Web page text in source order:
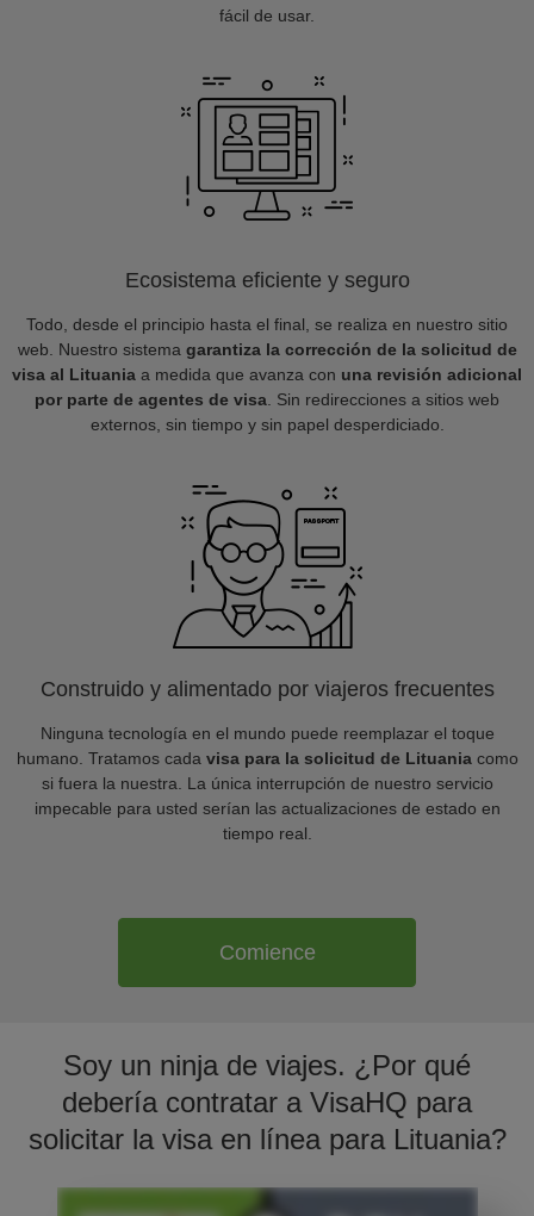
fácil de usar.
Ecosistema eficiente y seguro
Todo, desde el principio hasta el final, se realiza en nuestro sitio
web. Nuestro sistema garantiza la corrección de la solicitud de
visa al Lituania a medida que avanza con una revisión adicional
por parte de agentes de visa . Sin redirecciones a sitios web
externos, sin tiempo y sin papel desperdiciado.
Construido y alimentado por viajeros frecuentes
Ninguna tecnología en el mundo puede reemplazar el toque
humano. Tratamos cada visa para la solicitud de Lituaniacomo
si fuera la nuestra. La única interrupción de nuestro servicio
impecable para usted serían las actualizaciones de estado en
tiempo real.
Comience
Soy un ninja de viajes. ¿Por qué
debería contratar a VisaHQ para
solicitar la visa en línea para Lituania?